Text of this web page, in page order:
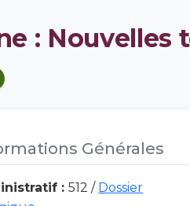
: Nouvelles
Générales
:512 / Dossier